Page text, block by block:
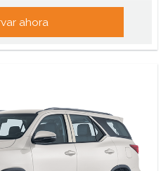
ahora